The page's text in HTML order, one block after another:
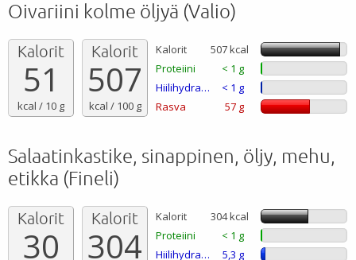
Oivariini kolme öljyä (Valio)
Kalorit
51
kcal / 10 g
Kalorit
507
kcal / 100 g
Kalorit
507 kcal
Proteiini
< 1 g
Hiilihydraatti
< 1 g
Rasva
57 g
Salaatinkastike, sinappinen, öljy, mehu,
etikka (Fineli)
Kalorit
30
Kalorit
304
Kalorit
304 kcal
Proteiini
< 1 g
Hiilihydraatti
5,3 g